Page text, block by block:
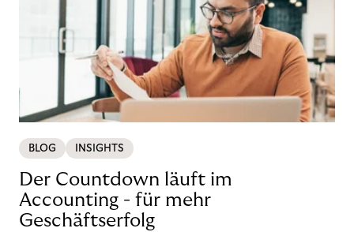
BLOG INSIGHTS
Der Countdown läuft im
Accounting - für mehr
Geschäftserfolg